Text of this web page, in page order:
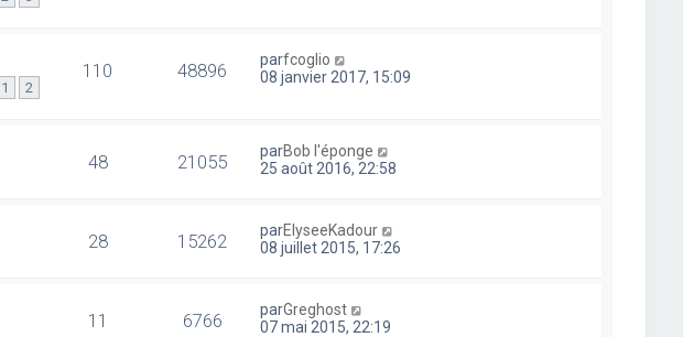
1 2
110 48896 parfcoglio
08 janvier 2017, 15:09
48 21055 parBob l'éponge
25 août 2016, 22:58
28 15262 parElyseeKadour
08 juillet 2015, 17:26
11 6766 parGreghost
07 mai 2015, 22:19